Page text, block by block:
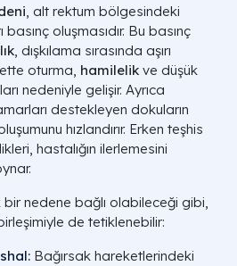
, alt rektum bölgesindeki
oluşmasıdır. Bu basınç
, dışkılama sırasında aşırı
oturma, hamilelik ve düşük
nedeniyle gelişir. Ayrıca
destekleyen dokuların
hızlandırır. Erken teşhis
hastalığın ilerlemesini
nedene bağlı olabileceği gibi,
de tetiklenebilir:
: Bağırsak hareketlerindeki